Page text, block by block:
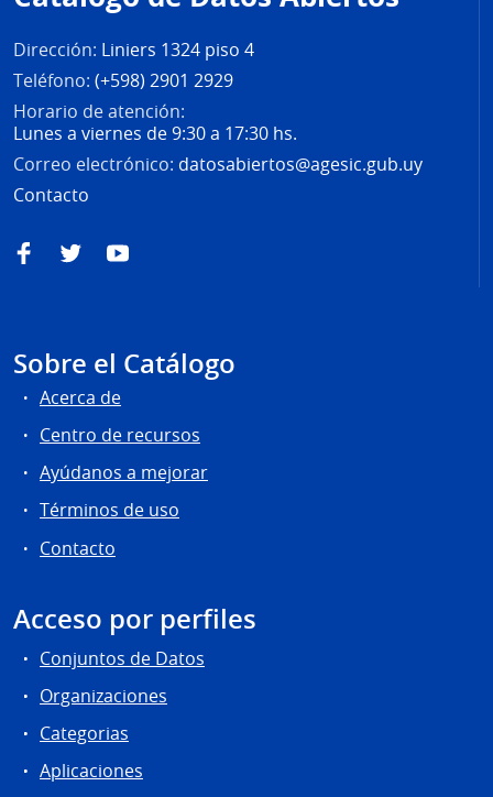
página
Dirección: Liniers 1324 piso 4
Teléfono: (+598) 2901 2929
Horario de atención:
Lunes a viernes de 9:30 a 17:30 hs.
Correo electrónico: datosabiertos@agesic.gub.uy
Contacto
FacebookTwitterYouTube
Sobre el Catálogo
Acerca de
Centro de recursos
Ayúdanos a mejorar
Términos de uso
Contacto
Acceso por perfiles
Conjuntos de Datos
Organizaciones
Categorias
Aplicaciones